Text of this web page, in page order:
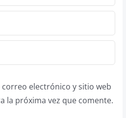
electrónico y sitio web
la próxima vez que comente.